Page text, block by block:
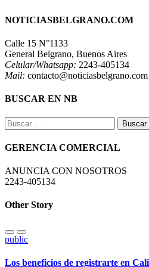
NOTICIASBELGRANO.COM
Calle 15 N°1133
General Belgrano, Buenos Aires
Celular/Whatsapp: 2243-405134
Mail: contacto@noticiasbelgrano.com
BUSCAR EN NB
Buscar:
GERENCIA COMERCIAL
ANUNCIA CON NOSOTROS
2243-405134
Other Story
public
Los beneficios de registrarte en